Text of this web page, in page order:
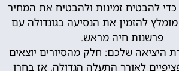
כדי להבטיח זמינות ולהבטיח את המחיר
להזמין את הנסיעה בגונדולה עם
פרשנות חיה מראש.
היציאה שלכם: חלק מהסיורים יוצאים
לאורך התעלה הגדולה, אז בחרו